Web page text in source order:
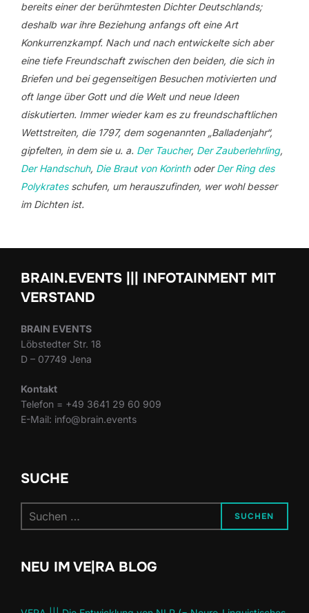
bereits einer der berühmtesten Dichter Deutschlands;
deshalb war ihre Beziehung anfangs oft eine Art
Konkurrenzkampf. Nach und nach entwickelte sich aber
eine tiefe Freundschaft zwischen den beiden, die sich in
Briefen und bei gegenseitigen Besuchen motivierten und
oft lange über Gott und die Welt und neue Ideen
diskutierten. Immer wieder kam es zu freundschaftlichen
Wettstreiten, die 1797, dem sogenannten „Balladenjahr“,
gipfelten, in dem sie u. a. Der Taucher, Der Zauberlehrling,
Der Handschuh, Die Braut von KorinthoderDer Ring des
Polykratesschufen, um herauszufinden, wer wohl besser
im Dichten ist.
BRAIN.EVENTS ||| INFOTAINMENT MIT
VERSTAND
BRAIN EVENTS
Löbstedter Str. 18
D – 07749 Jena
Kontakt
Telefon = +49 3641 29 60 909
E-Mail: info@brain.events
SUCHE
nach:
SUCHEN
NEU IM VE|RA BLOG